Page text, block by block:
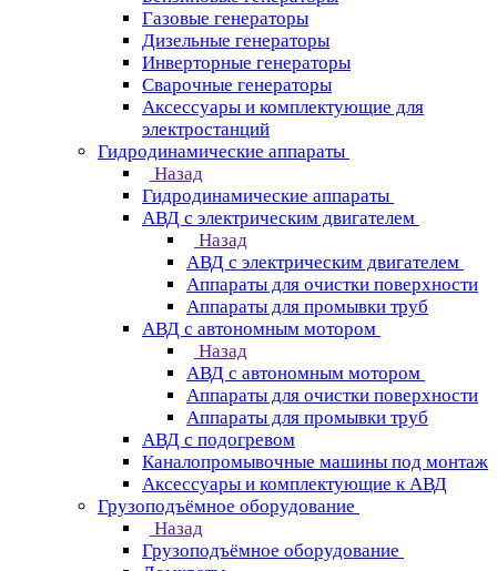
Газовые генераторы
Дизельные генераторы
Инверторные генераторы
Сварочные генераторы
Аксессуары и комплектующие для
электростанций
Гидродинамические аппараты
Назад
Гидродинамические аппараты
АВД с электрическим двигателем
Назад
АВД с электрическим двигателем
Аппараты для очистки поверхности
Аппараты для промывки труб
АВД с автономным мотором
Назад
АВД с автономным мотором
Аппараты для очистки поверхности
Аппараты для промывки труб
АВД с подогревом
Каналопромывочные машины под монтаж
Аксессуары и комплектующие к АВД
Грузоподъёмное оборудование
Назад
Грузоподъёмное оборудование